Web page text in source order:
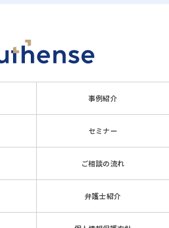
事例紹介
セミナー
ご相談の流れ
弁護士紹介